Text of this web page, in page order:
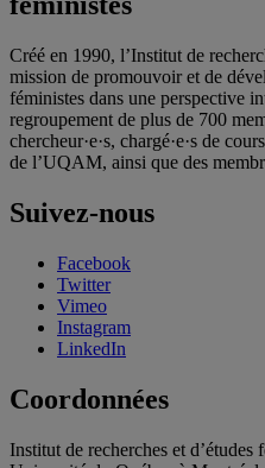
Créé en 1990, l’Institut de
mission de promouvoir et de
féministes dans une perspective
regroupement de plus de 700
chercheur·e·s, chargé·e·s de
de l’UQAM, ainsi que des
Suivez-nous
Facebook
Twitter
Vimeo
Instagram
LinkedIn
Coordonnées
Institut de recherches et d’études